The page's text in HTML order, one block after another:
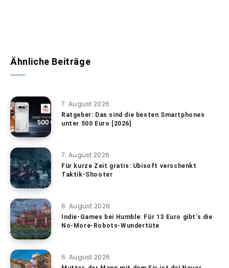
Ähnliche Beiträge
7. August 2026
Ratgeber: Das sind die besten Smartphones
unter 500 Euro [2026]
7. August 2026
Für kurze Zeit gratis: Ubisoft verschenkt
Taktik-Shooter
6. August 2026
Indie-Games bei Humble: Für 13 Euro gibt’s die
No-More-Robots-Wundertüte
6. August 2026